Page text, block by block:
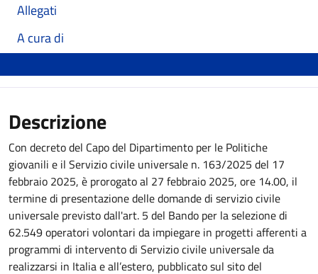
Allegati
A cura di
Descrizione
Con decreto del Capo del Dipartimento per le Politiche
giovanili e il Servizio civile universale n. 163/2025 del 17
febbraio 2025, è prorogato al 27 febbraio 2025, ore 14.00, il
termine di presentazione delle domande di servizio civile
universale previsto dall'art. 5 del Bando per la selezione di
62.549 operatori volontari da impiegare in progetti afferenti a
programmi di intervento di Servizio civile universale da
realizzarsi in Italia e all’estero, pubblicato sul sito del